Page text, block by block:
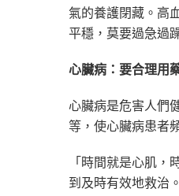
氣的養護閉藏。高
平穩，莫要過急過
心臟病：要合理用
心臟病是危害人們
等，使心臟病患者
「時間就是心肌
到及時有效地救治